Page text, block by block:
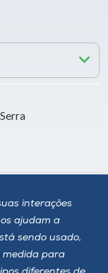
interações
ajudam a
sendo usado,
medida para